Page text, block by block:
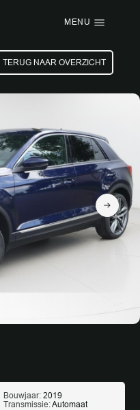
MENU
TERUG NAAR OVERZICHT
Bouwjaar: 2019
Transmissie:Automaat